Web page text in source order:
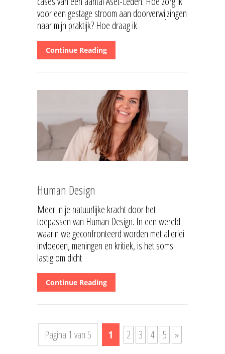
voor een gestage stroom aan doorverwijzingen
naar mijn praktijk? Hoe draag ik
Continue Reading
Human Design
Meer in je natuurlijke kracht door het
toepassen van Human Design. In een wereld
waarin we geconfronteerd worden met allerlei
invloeden, meningen en kritiek, is het soms
lastig om dicht
Continue Reading
Pagina 1 van 5 1 2 3 4 5
»